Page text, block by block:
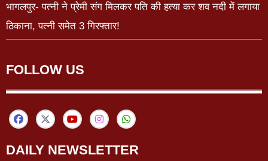
भागलपुर- पत्नी ने प्रेमी संग मिलकर पति की हत्या कर शव नदी में लगाया
ठिकाना, पत्नी समेत 3 गिरफ्तार!
FOLLOW US
DAILY NEWSLETTER